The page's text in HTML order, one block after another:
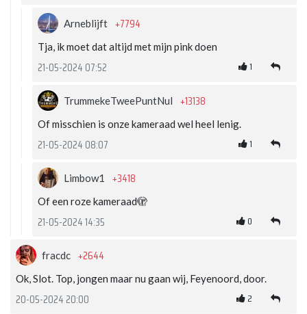
Arneblijft +7794
Tja, ik moet dat altijd met mijn pink doen
21-05-2024 07:52 1
TrummekeTweePuntNul +13138
Of misschien is onze kameraad wel heel lenig.
21-05-2024 08:07 1
Limbow1 +3418
Of een roze kameraad🫣
21-05-2024 14:35 0
fracdc +2644
Ok, Slot. Top, jongen maar nu gaan wij, Feyenoord, door.
20-05-2024 20:00 2